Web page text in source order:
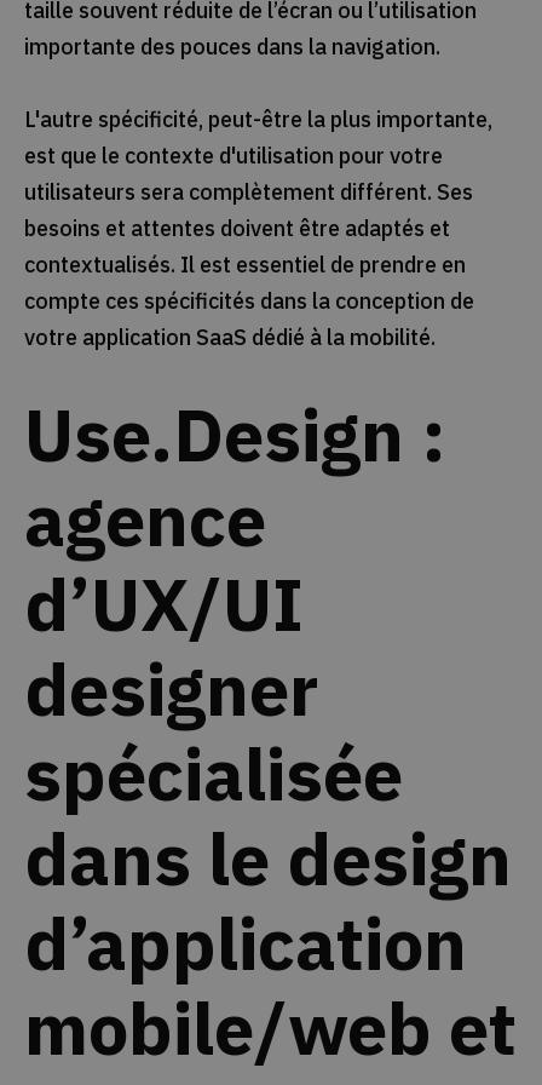
taille souvent réduite de l’écran ou l’utilisation
importante des pouces dans la navigation.
L'autre spécificité, peut-être la plus importante,
est que le contexte d'utilisation pour votre
utilisateurs sera complètement différent. Ses
besoins et attentes doivent être adaptés et
contextualisés. Il est essentiel de prendre en
compte ces spécificités dans la conception de
votre application SaaS dédié à la mobilité.
Use.Design :
agence
d’UX/UI
designer
spécialisée
dans le design
d’application
mobile/web et